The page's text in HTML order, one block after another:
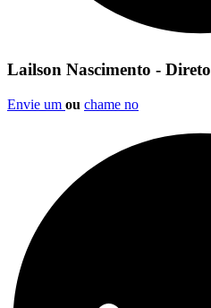
Lailson Nascimento -
Envie um ou chame no